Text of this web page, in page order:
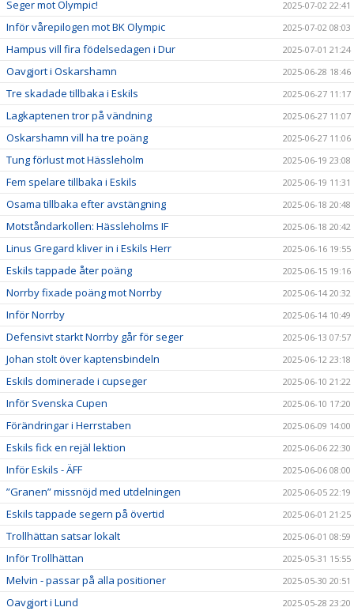
Seger mot Olympic! 2025-07-02 22:41
Inför vårepilogen mot BK Olympic 2025-07-02 08:03
Hampus vill fira födelsedagen i Dur 2025-07-01 21:24
Oavgjort i Oskarshamn 2025-06-28 18:46
Tre skadade tillbaka i Eskils 2025-06-27 11:17
Lagkaptenen tror på vändning 2025-06-27 11:07
Oskarshamn vill ha tre poäng 2025-06-27 11:06
Tung förlust mot Hässleholm 2025-06-19 23:08
Fem spelare tillbaka i Eskils 2025-06-19 11:31
Osama tillbaka efter avstängning 2025-06-18 20:48
Motståndarkollen: Hässleholms IF 2025-06-18 20:42
Linus Gregard kliver in i Eskils Herr 2025-06-16 19:55
Eskils tappade åter poäng 2025-06-15 19:16
Norrby fixade poäng mot Norrby 2025-06-14 20:32
Inför Norrby 2025-06-14 10:49
Defensivt starkt Norrby går för seger 2025-06-13 07:57
Johan stolt över kaptensbindeln 2025-06-12 23:18
Eskils dominerade i cupseger 2025-06-10 21:22
Inför Svenska Cupen 2025-06-10 17:20
Förändringar i Herrstaben 2025-06-09 14:00
Eskils fick en rejäl lektion 2025-06-06 22:30
Inför Eskils - ÄFF 2025-06-06 08:00
”Granen” missnöjd med utdelningen 2025-06-05 22:19
Eskils tappade segern på övertid 2025-06-01 21:25
Trollhättan satsar lokalt 2025-06-01 08:59
Inför Trollhättan 2025-05-31 15:55
Melvin - passar på alla positioner 2025-05-30 20:51
Oavgjort i Lund 2025-05-28 23:20